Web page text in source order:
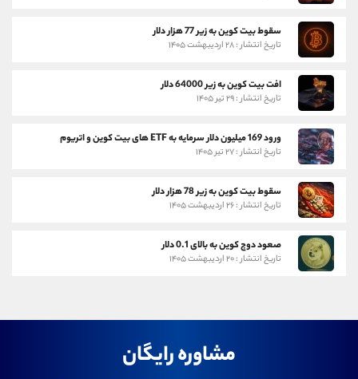
سقوط بیت کوین به زیر 77 هزار دلار
تاریخ انتشار : ۲۸ اردیبهشت ۱۴۰۵
افت بیت کوین به زیر 64000 دلار
تاریخ انتشار : ۲۹ تیر ۱۴۰۵
ورود 169 میلیون دلار سرمایه به ETF های بیت کوین و اتریوم
تاریخ انتشار : ۲۷ تیر ۱۴۰۵
سقوط بیت کوین به زیر 78 هزار دلار
تاریخ انتشار : ۲۶ اردیبهشت ۱۴۰۵
صعود دوج کوین به بالای 0.1 دلار
تاریخ انتشار : ۲۰ اردیبهشت ۱۴۰۵
مشاوره رایگان